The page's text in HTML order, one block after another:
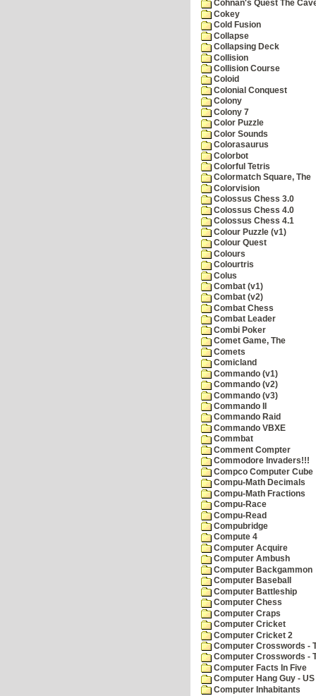
Cohnan's Quest The
Cokey
Cold Fusion
Collapse
Collapsing Deck
Collision
Collision Course
Coloid
Colonial Conquest
Colony
Colony 7
Color Puzzle
Color Sounds
Colorasaurus
Colorbot
Colorful Tetris
Colormatch Square, The
Colorvision
Colossus Chess 3.0
Colossus Chess 4.0
Colossus Chess 4.1
Colour Puzzle (v1)
Colour Quest
Colours
Colourtris
Colus
Combat (v1)
Combat (v2)
Combat Chess
Combat Leader
Combi Poker
Comet Game, The
Comets
Comicland
Commando (v1)
Commando (v2)
Commando (v3)
Commando II
Commando Raid
Commando VBXE
Commbat
Comment Compter
Commodore Invaders!!!
Compco Computer Cube
Compu-Math Decimals
Compu-Math Fractions
Compu-Race
Compu-Read
Compubridge
Compute 4
Computer Acquire
Computer Ambush
Computer Backgammon
Computer Baseball
Computer Battleship
Computer Chess
Computer Craps
Computer Cricket
Computer Cricket 2
Computer Crosswords -
Computer Crosswords -
Computer Facts In Five
Computer Hang Guy -
Computer Inhabitants